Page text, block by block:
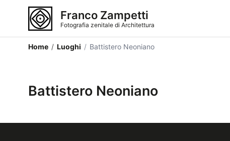
Franco Zampetti
Fotografia zenitale di Architettura
Home / Luoghi / Battistero Neoniano
Battistero Neoniano